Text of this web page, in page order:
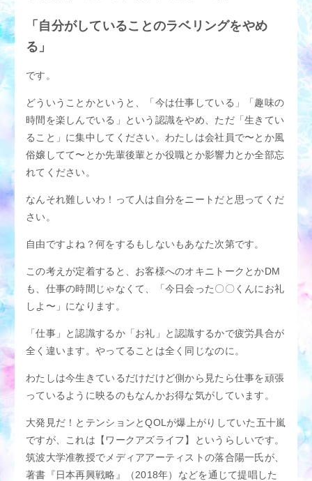
「自分がしていることのラベリングをやめ
る」
です。
どういうことかというと、「今は仕事している」「趣味の
時間を楽しんでいる」という認識をやめ、ただ「生きてい
ること」に集中してください。わたしは会社員で〜とか風
俗嬢してて〜とか先輩後輩とか役職とか影響力とか全部忘
れてください。
なんそれ難しいわ！って人は自分をニートだと思ってくだ
さい。
自由ですよね？何をするもしないもあなた次第です。
この考えが定着すると、お客様へのオキニトークとかDM
も、仕事の時間じゃなくて、「今日会った〇〇くんにお礼
しよ〜」になります。
「仕事」と認識するか「お礼」と認識するかで疲労具合が
全く違います。やってることは全く同じなのに。
わたしは今生きているだけだけど側から見たら仕事を頑張
っているように映るのもなんかお得な気がしています。
大発見だ！とテンションとQOLが爆上がりしていた五十嵐
ですが、これは【ワークアズライフ】というらしいです。
筑波大学准教授でメディアアーティストの落合陽一氏が、
著書『日本再興戦略』（2018年）などを通じて提唱した